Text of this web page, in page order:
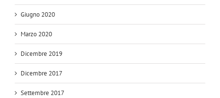
Giugno 2020
Marzo 2020
Dicembre 2019
Dicembre 2017
Settembre 2017